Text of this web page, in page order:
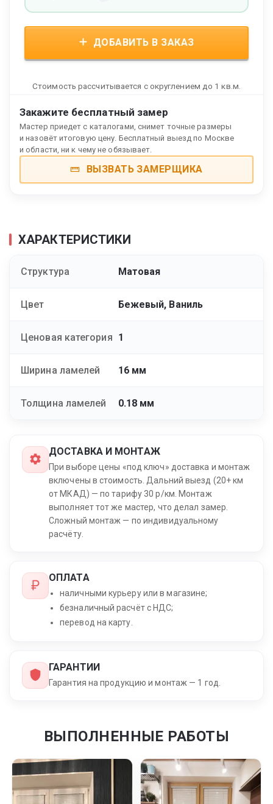
ДОБАВИТЬ В ЗАКАЗ
Стоимость рассчитывается с округлением до 1 кв.м.
Закажите бесплатный замер
Мастер приедет с каталогами, снимет точные размеры
и назовёт итоговую цену. Бесплатный выезд по Москве
и области, ни к чему не обязывает.
ВЫЗВАТЬ ЗАМЕРЩИКА
ХАРАКТЕРИСТИКИ
Структура Матовая
Цвет Бежевый, Ваниль
Ценовая категория 1
Ширина ламелей 16 мм
Толщина ламелей 0.18 мм
ДОСТАВКА И МОНТАЖ
При выборе цены «под ключ» доставка и монтаж
включены в стоимость. Дальний выезд (20+ км
от МКАД) — по тарифу 30 р/км. Монтаж
выполняет тот же мастер, что делал замер.
Сложный монтаж — по индивидуальному
расчёту.
ОПЛАТА
наличными курьеру или в магазине;
безналичный расчёт с НДС;
перевод на карту.
ГАРАНТИИ
Гарантия на продукцию и монтаж — 1 год.
ВЫПОЛНЕННЫЕ РАБОТЫ